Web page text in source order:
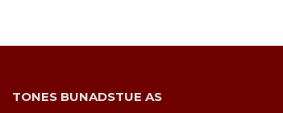
TONES BUNADSTUE AS